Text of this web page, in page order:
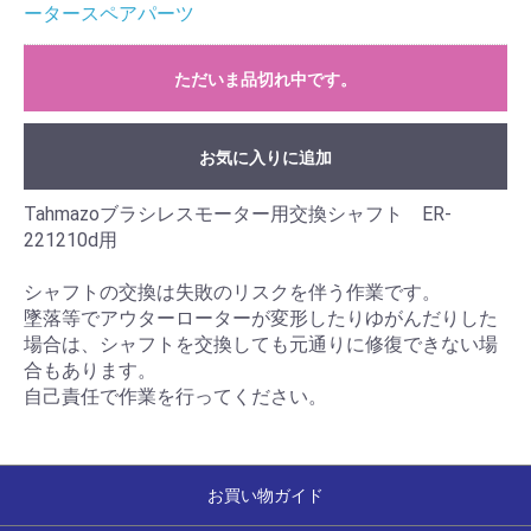
ータースペアパーツ
ただいま品切れ中です。
お気に入りに追加
Tahmazoブラシレスモーター用交換シャフト ER-
221210d用
シャフトの交換は失敗のリスクを伴う作業です。
墜落等でアウターローターが変形したりゆがんだりした
場合は、シャフトを交換しても元通りに修復できない場
合もあります。
自己責任で作業を行ってください。
お買い物ガイド